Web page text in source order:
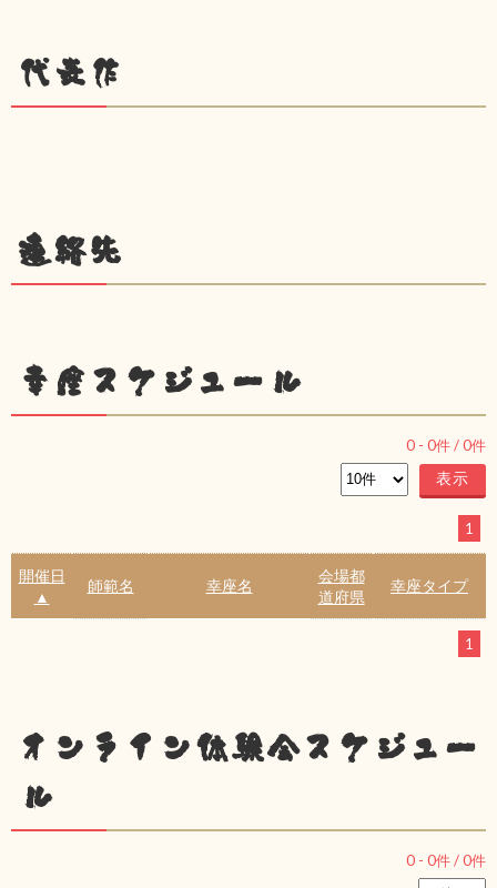
代表作
連絡先
幸座スケジュール
0 - 0件 /0件
1
開催日
▲
師範名 幸座名
会場都
道府県
幸座タイプ
1
オンライン体験会スケジュー
ル
0 - 0件 /0件